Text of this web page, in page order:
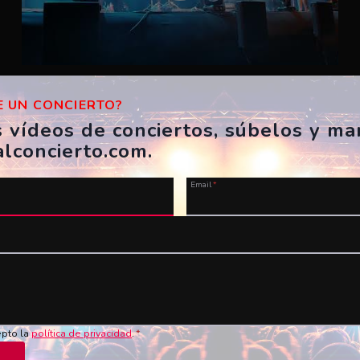
ES, Girona, Festes de Sant Narcís
04/11/2023
invoker917
UN CONCIERTO?
vídeos de conciertos, súbelos y
Email*
lapolítica de privacidad.*